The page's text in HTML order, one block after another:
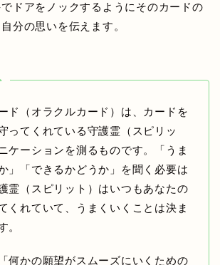
ドアをノックするようにそのカードの
分の思いを伝えます。
ド（オラクルカード）は、カードを
ってくれている守護霊（スピリッ
ケーションを測るものです。「うま
」「できるかどうか」を聞く必要は
霊（スピリット）はいつもあなたの
くれていて、うまくいくことは決ま
。
何かの願望がスムーズにいくための